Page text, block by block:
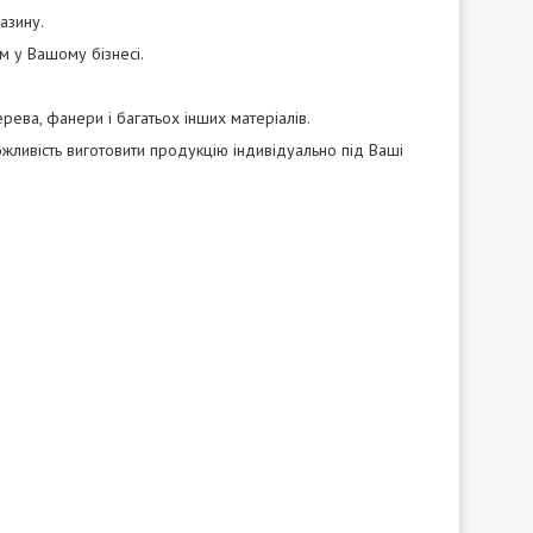
у Вашому бізнесі.
фанери і багатьох інших матеріалів.
виготовити продукцію індивідуально під Ваші